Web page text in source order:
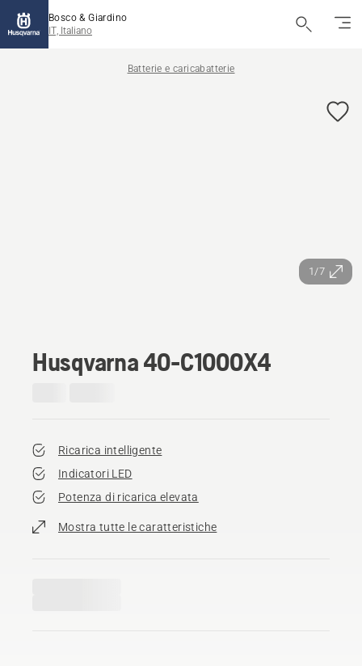
Bosco & Giardino
IT, Italiano
Batterie e caricabatterie
1/7
Husqvarna 40-C1000X4
Ricarica intelligente
Indicatori LED
Potenza di ricarica elevata
Mostra tutte le caratteristiche